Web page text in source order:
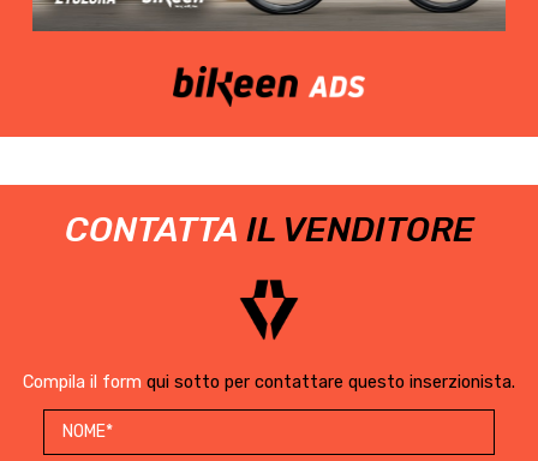
CONTATTA IL VENDITORE
Compila il form qui sotto per contattare questo inserzionista.